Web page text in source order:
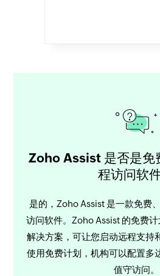
Zoho Assist 是否是免
程访问软
是的，Zoho Assist 是一款免费
访问软件。Zoho Assist 的免费
解决方案，可让您启动远程支持
使用免费计划，机构可以配置多
值守访问。